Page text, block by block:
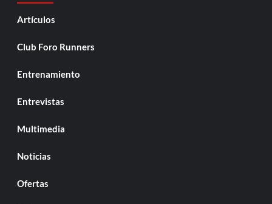
Artículos
Club Foro Runners
Entrenamiento
Entrevistas
Multimedia
Noticias
Ofertas